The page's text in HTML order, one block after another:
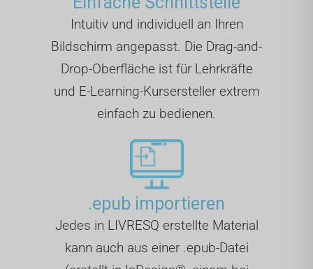
Intuitiv und individuell an Ihren
Bildschirm angepasst. Die Drag-and-
Drop-Oberfläche ist für Lehrkräfte
und E-Learning-Kursersteller extrem
einfach zu bedienen.
.epub importieren
Jedes in LIVRESQ erstellte Material
kann auch aus einer .epub-Datei